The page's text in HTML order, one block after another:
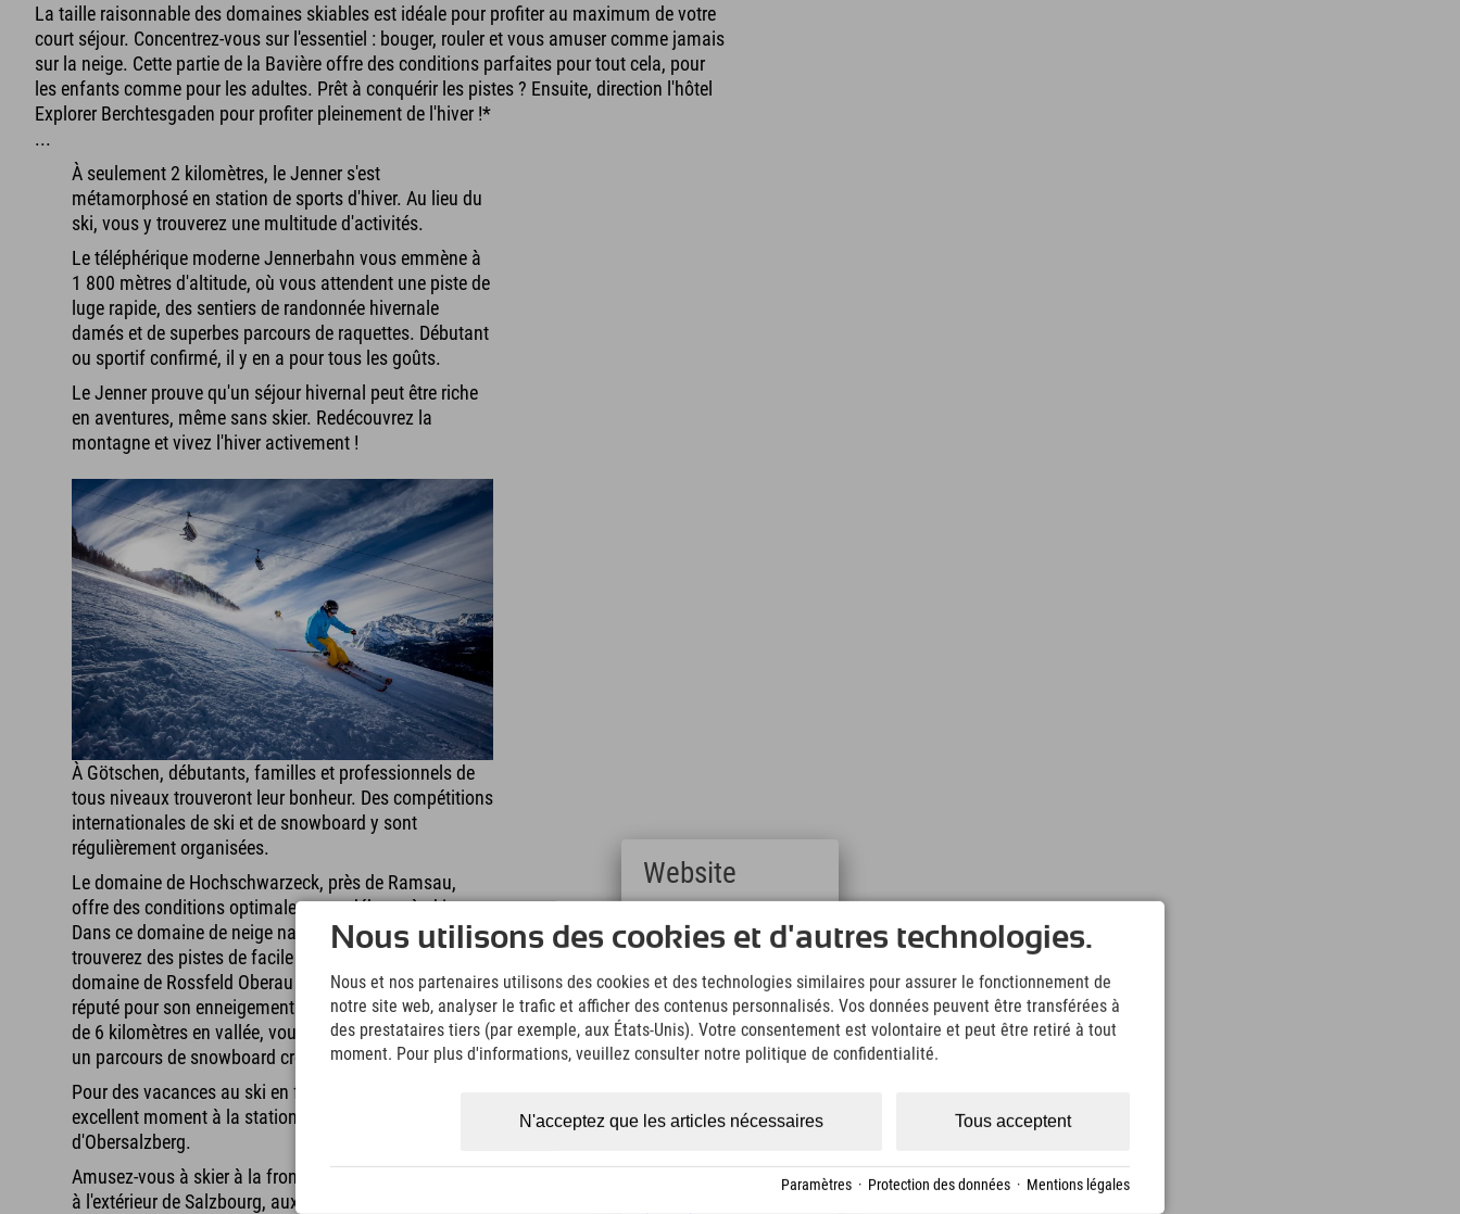
La taille raisonnable des domaines skiables est idéale pour profiter au maximum de votre
court séjour. Concentrez-vous sur l'essentiel : bouger, rouler et vous amuser comme jamais
sur la neige. Cette partie de la Bavière offre des conditions parfaites pour tout cela, pour
les enfants comme pour les adultes. Prêt à conquérir les pistes ? Ensuite, direction l'hôtel
Explorer Berchtesgaden pour profiter pleinement de l'hiver !*
...
À seulement 2 kilomètres, le Jenner s'est
métamorphosé en station de sports d'hiver. Au lieu du
ski, vous y trouverez une multitude d'activités.
Le téléphérique moderne Jennerbahn vous emmène à
1 800 mètres d'altitude, où vous attendent une piste de
luge rapide, des sentiers de randonnée hivernale
damés et de superbes parcours de raquettes. Débutant
ou sportif confirmé, il y en a pour tous les goûts.
Le Jenner prouve qu'un séjour hivernal peut être riche
en aventures, même sans skier. Redécouvrez la
montagne et vivez l'hiver activement !
À Götschen, débutants, familles et professionnels de
tous niveaux trouveront leur bonheur. Des compétitions
internationales de ski et de snowboard y sont
régulièrement organisées.
Le domaine de Hochschwarzeck, près de Ramsau,
offre des conditions optimales pour débuter à ski.
Dans ce domaine de neige naturelle pure, vous
trouverez des pistes de facile à intermédiaire. Le
domaine de Rossfeld Oberau est particulièrement
réputé pour son enneigement naturel. Outre une piste
de 6 kilomètres en vallée, vous y trouverez également
un parcours de snowboard cross.
Pour des vacances au ski en famille, vous passerez un
excellent moment à la station familiale abordable
d'Obersalzberg.
Amusez-vous à skier à la frontière des États-Unis, juste
à l'extérieur de Salzbourg, aux Zinkenlifts – Dürrnberg.
Nous utilisons des cookies et d'autres technologies.
Nous et nos partenaires utilisons des cookies et des technologies similaires pour assurer le fonctionnement de
notre site web, analyser le trafic et afficher des contenus personnalisés. Vos données peuvent être transférées à
des prestataires tiers (par exemple, aux États-Unis). Votre consentement est volontaire et peut être retiré à tout
moment. Pour plus d'informations, veuillez consulter notre politique de confidentialité.
Tous acceptent
N'acceptez que les articles nécessaires
Paramètres · Protection des données · Mentions légales
Website
Deutsch
(German)
(English)
Italiano
(Italian)
Čeština
(Polish)
(Hungarian)